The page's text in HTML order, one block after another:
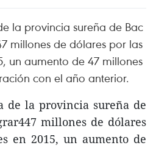
la provincia sureña de Bac
millones de dólares por las
un aumento de 47 millones
con el año anterior.
de la provincia sureña de
millones de dólares
en 2015, un aumento de